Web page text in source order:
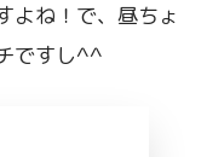
よね！で、昼ちょ
ですし^^